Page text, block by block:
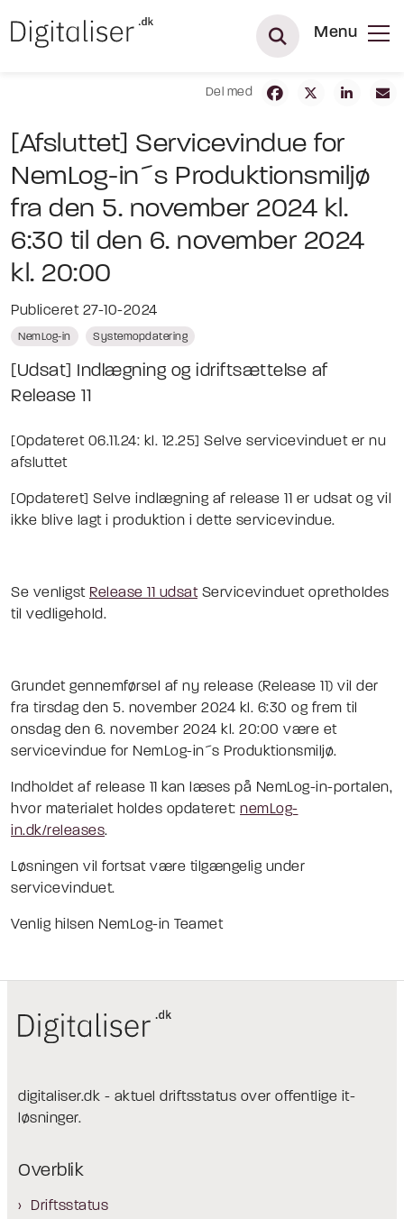
Menu
Del med
[Afsluttet] Servicevindue for
NemLog-in´s Produktionsmiljø
fra den 5. november 2024 kl.
6:30 til den 6. november 2024
kl. 20:00
Publiceret 27-10-2024
NemLog-in Systemopdatering
[Udsat] Indlægning og idriftsættelse af
Release 11
[Opdateret 06.11.24: kl. 12.25] Selve servicevinduet er nu
afsluttet
[Opdateret] Selve indlægning af release 11 er udsat og vil
ikke blive lagt i produktion i dette servicevindue.
Se venligst Release 11 udsatServicevinduet opretholdes
til vedligehold.
Grundet gennemførsel af ny release (Release 11) vil der
fra tirsdag den 5. november 2024 kl. 6:30 og frem til
onsdag den 6. november 2024 kl. 20:00 være et
servicevindue for NemLog-in´s Produktionsmiljø.
Indholdet af release 11 kan læses på NemLog-in-portalen,
hvor materialet holdes opdateret: nemLog-
in.dk/releases.
Løsningen vil fortsat være tilgængelig under
servicevinduet.
Venlig hilsen NemLog-in Teamet
digitaliser.dk - aktuel driftsstatus over offentlige it-
løsninger.
Overblik
Driftsstatus